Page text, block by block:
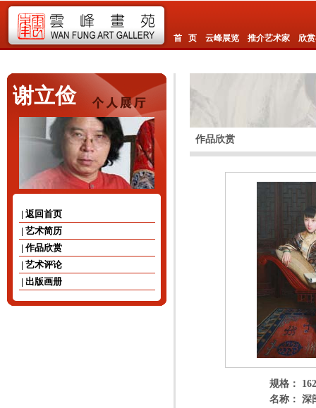
首 页 云峰展览 推介艺术家 欣
谢立俭
| 返回首页
| 艺术简历
| 作品欣赏
| 艺术评论
| 出版画册
作品欣赏
规格：
名称： 深